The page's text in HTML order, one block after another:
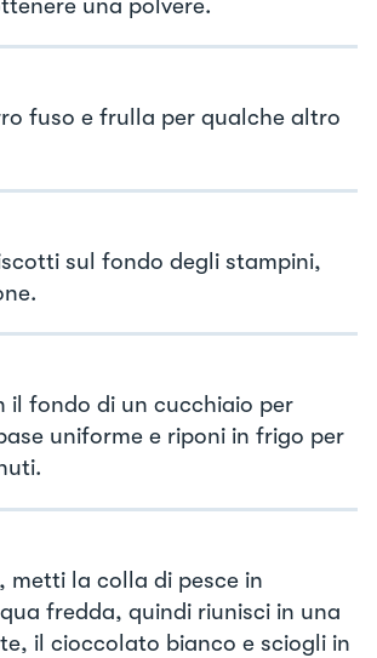
una polvere.
fuso e frulla per qualche altro
sul fondo degli stampini,
il fondo di un cucchiaio per
uniforme e riponi in frigo per
metti la colla di pesce in
fredda, quindi riunisci in una
il cioccolato bianco e sciogli in